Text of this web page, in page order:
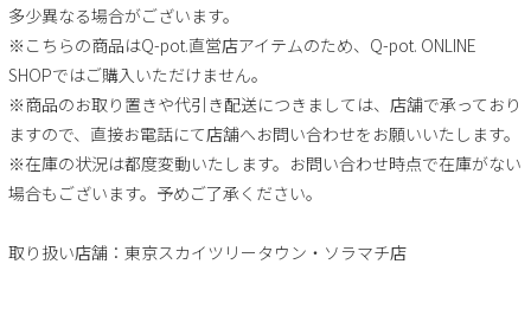
多少異なる場合がございます。
※こちらの商品はQ-pot.直営店アイテムのため、Q-pot. ONLINE
SHOPではご購入いただけません。
※商品のお取り置きや代引き配送につきましては、店舗で承っており
ますので、直接お電話にて店舗へお問い合わせをお願いいたします。
※在庫の状況は都度変動いたします。お問い合わせ時点で在庫がない
場合もございます。予めご了承ください。
取り扱い店舗：東京スカイツリータウン・ソラマチ店